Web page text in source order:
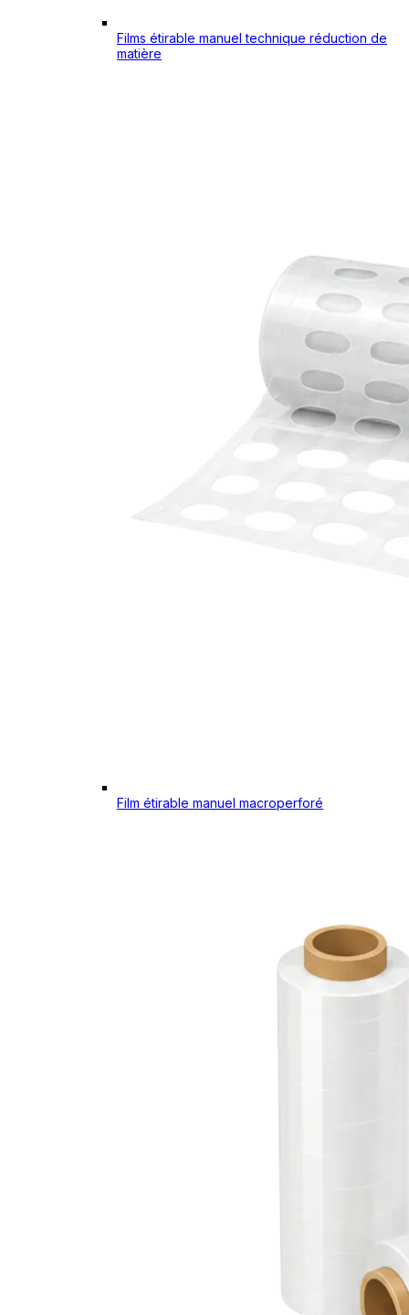
Films étirable manuel technique réduction de
matière
Film étirable manuel macroperforé